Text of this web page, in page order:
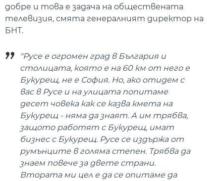
добре и това е задача на обществената
телевизия, смята генералният директор на
БНТ.
"Русе е огромен град в България и
столицата, която е на 60 км от него е
Букурещ, не е София. Но, ако отидем с
вас в Русе и на улицата попитаме
десет човека как се казва кмета на
Букурещ - няма да знаят. А им трябва,
защото работят с Букурещ, имат
бизнес с Букурещ. Русе се издържа от
румънците в голяма степен. Трябва да
знаем повече за двете страни.
Втората ми цел е да се опитаме да